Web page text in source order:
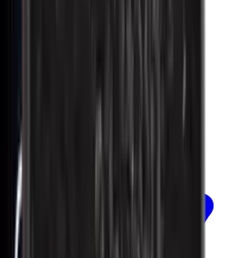
extra BIO - OLIO -